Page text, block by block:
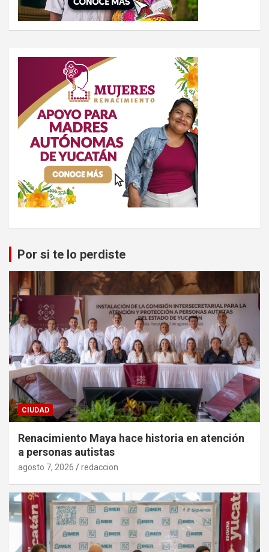
Por si te lo perdiste
CIUDAD
Renacimiento Maya hace historia en atención
a personas autistas
agosto 7, 2026 redaccion